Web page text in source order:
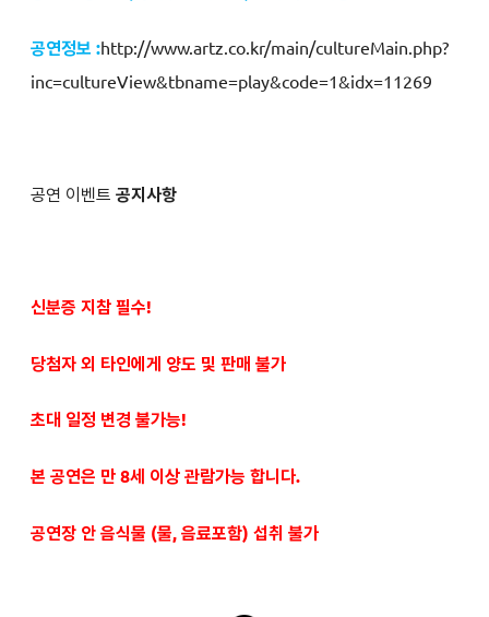
공연정보 :http://www.artz.co.kr/main/cultureMain.php?
inc=cultureView&tbname=play&code=1&idx=11269
공연 이벤트 공지사항
신분증 지참 필수!
당첨자 외 타인에게 양도 및 판매 불가
초대 일정 변경 불가능!
본 공연은 만 8세 이상 관람가능 합니다.
공연장 안 음식물 (물, 음료포함) 섭취 불가